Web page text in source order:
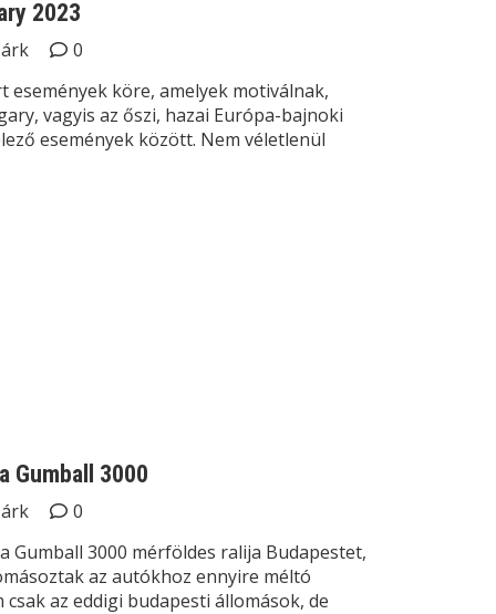
2023
0
események köre, amelyek motiválnak,
vagyis az őszi, hazai Európa-bajnoki
események között. Nem véletlenül
Gumball 3000
0
Gumball 3000 mérföldes ralija Budapestet,
az autókhoz ennyire méltó
az eddigi budapesti állomások, de